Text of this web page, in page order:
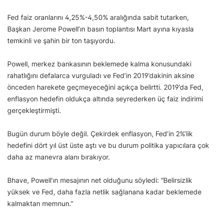
Fed faiz oranlarını 4,25%-4,50% aralığında sabit tutarken,
Başkan Jerome Powell’ın basın toplantısı Mart ayına kıyasla
temkinli ve şahin bir ton taşıyordu.
Powell, merkez bankasının beklemede kalma konusundaki
rahatlığını defalarca vurguladı ve Fed’in 2019’dakinin aksine
önceden harekete geçmeyeceğini açıkça belirtti. 2019’da Fed,
enflasyon hedefin oldukça altında seyrederken üç faiz indirimi
gerçekleştirmişti.
Bugün durum böyle değil. Çekirdek enflasyon, Fed’in 2%’lik
hedefini dört yıl üst üste aştı ve bu durum politika yapıcılara çok
daha az manevra alanı bırakıyor.
Bhave, Powell’ın mesajının net olduğunu söyledi: “Belirsizlik
yüksek ve Fed, daha fazla netlik sağlanana kadar beklemede
kalmaktan memnun.”